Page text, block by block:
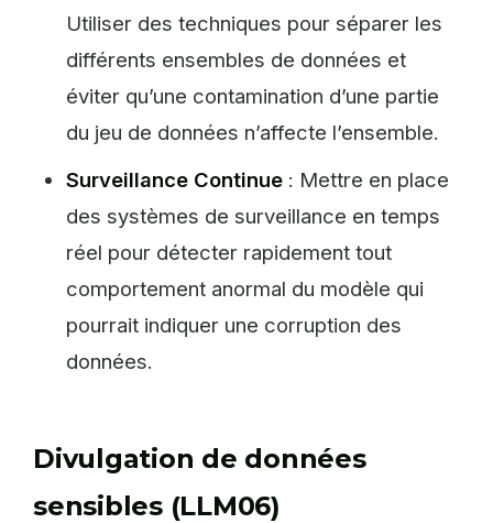
Utiliser des techniques pour séparer les
différents ensembles de données et
éviter qu’une contamination d’une partie
du jeu de données n’affecte l’ensemble.
Surveillance Continue : Mettre en place
des systèmes de surveillance en temps
réel pour détecter rapidement tout
comportement anormal du modèle qui
pourrait indiquer une corruption des
données.
Divulgation de données
sensibles (LLM06)